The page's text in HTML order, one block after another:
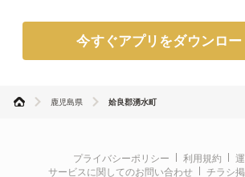
今すぐアプリをダウンロー
鹿児島県 姶良郡湧水町
プライバシーポリシー 利用規約
サービスに関してのお問い合わせ
チラシ